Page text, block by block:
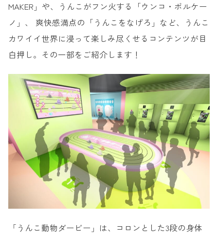
MAKER」や、うんこがフン火する「ウンコ・ボルケー
ノ」、 爽快感満点の「うんこをなげろ」など、うんこ
カワイイ世界に浸って楽しみ尽くせるコンテンツが目
白押し。その一部をご紹介します！
「うんこ動物ダービー」は、コロンとした3段の身体